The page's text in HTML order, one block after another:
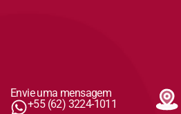
Envie uma mensagem
+55 (62) 3224-1011